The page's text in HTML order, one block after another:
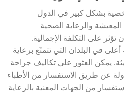
بشكل كبير في الدول
والرعاية الصحية
على التكلفة الإجمالية.
في البلدان التي تتمتّع برعاية
يمكن العثور على تكاليف جراحة
عن طريق الاستفسار من الأطباء
من الجهات المعنية بالرعاية